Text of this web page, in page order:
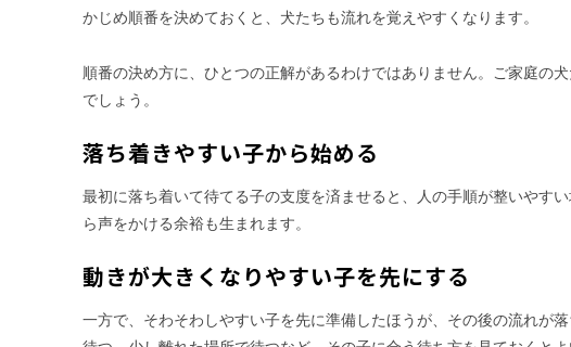
かじめ順番を決めておくと、犬たちも流れを覚えやすくなります。
順番の決め方に、ひとつの正解があるわけではありません。ご家庭の
でしょう。
落ち着きやすい子から始める
最初に落ち着いて待てる子の支度を済ませると、人の手順が整いやす
ら声をかける余裕も生まれます。
動きが大きくなりやすい子を先にする
一方で、そわそわしやすい子を先に準備したほうが、その後の流れが